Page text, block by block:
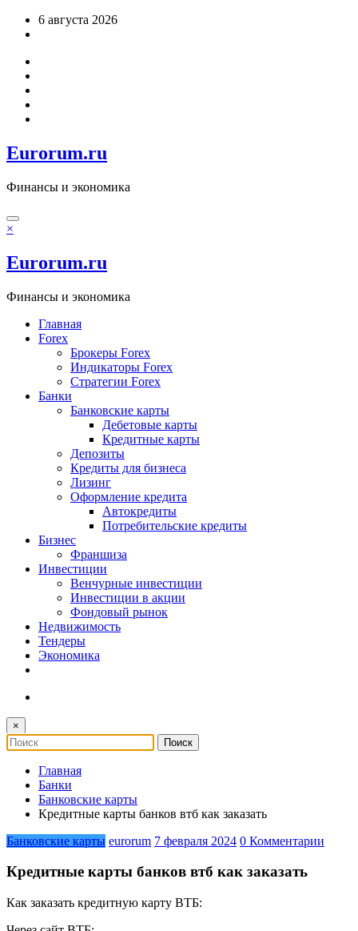
Перейти6 августа 2026
Eurorum.ru
Финансы и экономика
×
Eurorum.ru
Финансы и экономика
Главная
Forex
Брокеры Forex
Индикаторы Forex
Стратегии Forex
Банки
Банковские карты
Дебетовые карты
Кредитные карты
Депозиты
Кредиты для бизнеса
Лизинг
Оформление кредита
Автокредиты
Потребительские кредиты
Бизнес
Франшиза
Инвестиции
Венчурные инвестиции
Инвестиции в акции
Фондовый рынок
Недвижимость
Тендеры
Экономика
×
Главная
Банки
Банковские карты
Кредитные карты банков втб как заказать
Банковские карты eurorum 7 февраля 2024 0 Комментарии
Кредитные карты банков втб как заказать
Как заказать кредитную карту ВТБ: